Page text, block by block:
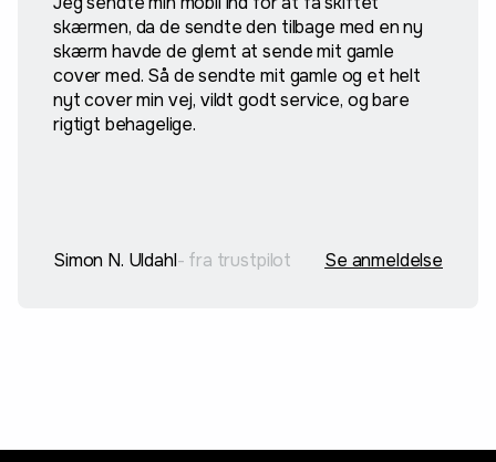
skærmen, da de sendte den tilbage med en ny
skærm havde de glemt at sende mit gamle
cover med. Så de sendte mit gamle og et helt
nyt cover min vej, vildt godt service, og bare
rigtigt behagelige.
Simon N. Uldahl- fra trustpilot Se anmeldelse